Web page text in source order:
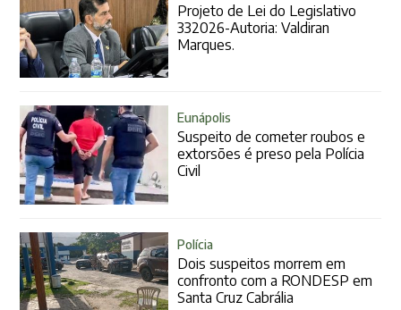
Projeto de Lei do Legislativo
332026-Autoria: Valdiran
Marques.
Eunápolis
Suspeito de cometer roubos e
extorsões é preso pela Polícia
Civil
Polícia
Dois suspeitos morrem em
confronto com a RONDESP em
Santa Cruz Cabrália